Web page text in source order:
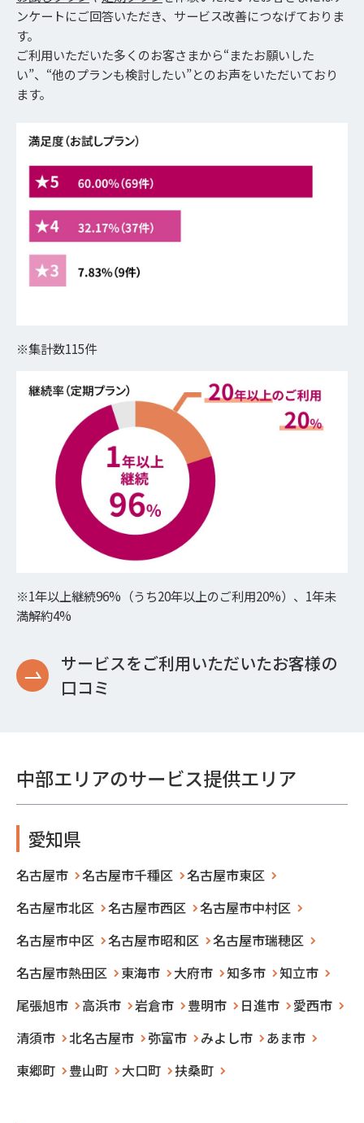
ンケートにご回答いただき、サービス改善につなげておりま
す。
ご利用いただいた多くのお客さまから“またお願いした
い”、“他のプランも検討したい”とのお声をいただいており
ます。
※集計数115件
※1年以上継続96%（うち20年以上のご利用20%）、1年未
満解約4%
サービスをご利用いただいたお客様の
口コミ
中部エリアのサービス提供エリア
愛知県
名古屋市 名古屋市千種区
名古屋市東区
名古屋市北区
名古屋市西区
名古屋市中村区
名古屋市中区
名古屋市昭和区
名古屋市瑞穂区
名古屋市熱田区
東海市 大府市 知多市
知立市
尾張旭市
高浜市 岩倉市 豊明市 日進市
愛西市
清須市
北名古屋市 弥富市 みよし市
あま市
東郷町
豊山町 大口町 扶桑町